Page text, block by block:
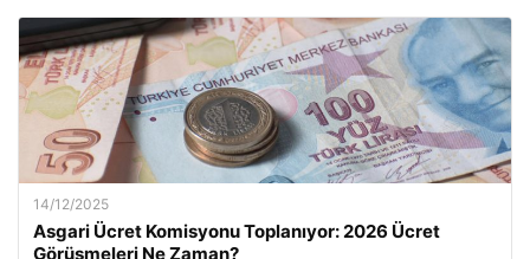
14/12/2025
Asgari Ücret Komisyonu Toplanıyor: 2026 Ücret
Görüşmeleri Ne Zaman?